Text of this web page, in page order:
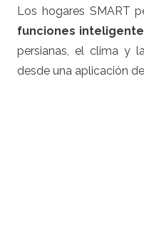
Los hogares SMART
funciones
persianas, el clima y
desde una aplicación